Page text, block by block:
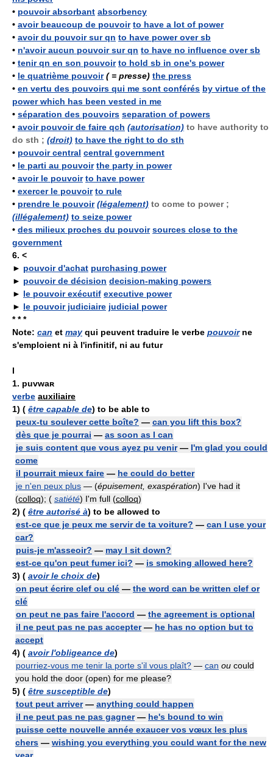
• pouvoir absorbant absorbency
• avoir beaucoup de pouvoir to have a lot of power
• avoir du pouvoir sur qn to have power over sb
• n'avoir aucun pouvoir sur qn to have no influence over sb
• tenir qn en son pouvoir to hold sb in one's power
• le quatrième pouvoir ( = presse) the press
• en vertu des pouvoirs qui me sont conférés by virtue of the
power which has been vested in me
• séparation des pouvoirs separation of powers
• avoir pouvoir de faire qch (autorisation) to have authority to
do sth ; (droit) to have the right to do sth
• pouvoir central central government
• le parti au pouvoir the party in power
• avoir le pouvoir to have power
• exercer le pouvoir to rule
• prendre le pouvoir (légalement) to come to power ;
(illégalement) to seize power
• des milieux proches du pouvoir sources close to the
government
6. <
► pouvoir d'achat purchasing power
► pouvoir de décision decision-making powers
► le pouvoir exécutif executive power
► le pouvoir judiciaire judicial power
* * *
Note: can et mayqui peuvent traduire le verbe pouvoirne
s'emploient ni à l'infinitif, ni au futur
I
1. puvwaʀ
verbe auxiliaire
1) ( être capable de) to be able to
peux-tu soulever cette boîte? — can you lift this box?
dès que je pourrai — as soon as I can
je suis content que vous ayez pu venir— I'm glad you could
come
il pourrait mieux faire — he could do better
je n'en peux plus — (épuisement, exaspération) I've had it
(colloq); ( satiété) I'm full (colloq)
2) ( être autorisé à) to be allowed to
est-ce que je peux me servir de ta voiture? — can I use your
car?
puis-je m'asseoir? — may I sit down?
est-ce qu'on peut fumer ici? — is smoking allowed here?
3) ( avoir le choix de)
on peut écrire clef ou clé — the word can be written clef or
clé
on peut ne pas faire l'accord — the agreement is optional
il ne peut pas ne pas accepter— he has no option but to
accept
4) ( avoir l'obligeance de)
pourriez-vous me tenir la porte s'il vous plaît? — can ou could
you hold the door (open) for me please?
5) ( être susceptible de)
tout peut arriver— anything could happen
il ne peut pas ne pas gagner— he's bound to win
puisse cette nouvelle année exaucer vos vœux les plus
chers — wishing you everything you could want for the new